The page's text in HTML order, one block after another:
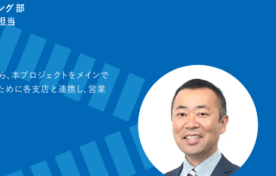
グ部
当
本プロジェクトをメインで
めに各支店と連携し、営業